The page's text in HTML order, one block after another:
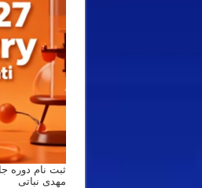
مهدی نباتی